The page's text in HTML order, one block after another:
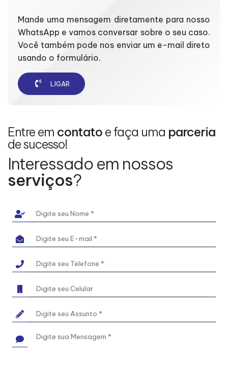
Mande uma mensagem diretamente para nosso
WhatsApp e vamos conversar sobre o seu caso.
Você também pode nos enviar um e-mail direto
usando o formulário.
LIGAR
Entre em contato e faça uma parceria
de sucesso!
Interessado em nossos
serviços?